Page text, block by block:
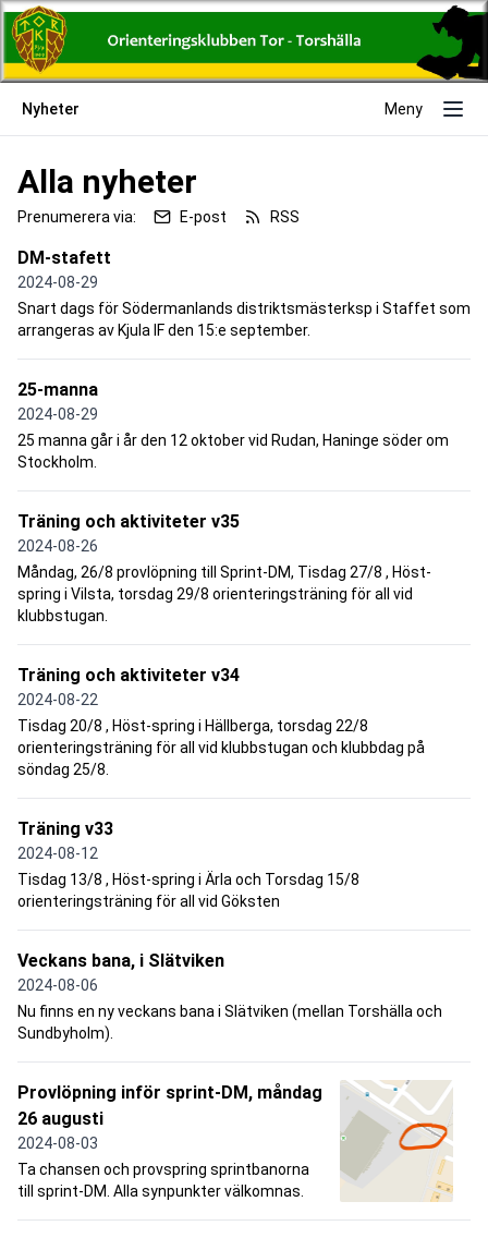
Nyheter Meny
Alla nyheter
Prenumerera via: E-post RSS
DM-stafett
2024-08-29
Snart dags för Södermanlands distriktsmästerksp i Staffet som
arrangeras av Kjula IF den 15:e september.
25-manna
2024-08-29
25 manna går i år den 12 oktober vid Rudan, Haninge söder om
Stockholm.
Träning och aktiviteter v35
2024-08-26
Måndag, 26/8 provlöpning till Sprint-DM, Tisdag 27/8 , Höst-
spring i Vilsta, torsdag 29/8 orienteringsträning för all vid
klubbstugan.
Träning och aktiviteter v34
2024-08-22
Tisdag 20/8 , Höst-spring i Hällberga, torsdag 22/8
orienteringsträning för all vid klubbstugan och klubbdag på
söndag 25/8.
Träning v33
2024-08-12
Tisdag 13/8 , Höst-spring i Ärla och Torsdag 15/8
orienteringsträning för all vid Göksten
Veckans bana, i Slätviken
2024-08-06
Nu finns en ny veckans bana i Slätviken (mellan Torshälla och
Sundbyholm).
Provlöpning inför sprint-DM, måndag
26 augusti
2024-08-03
Ta chansen och provspring sprintbanorna
till sprint-DM. Alla synpunkter välkomnas.